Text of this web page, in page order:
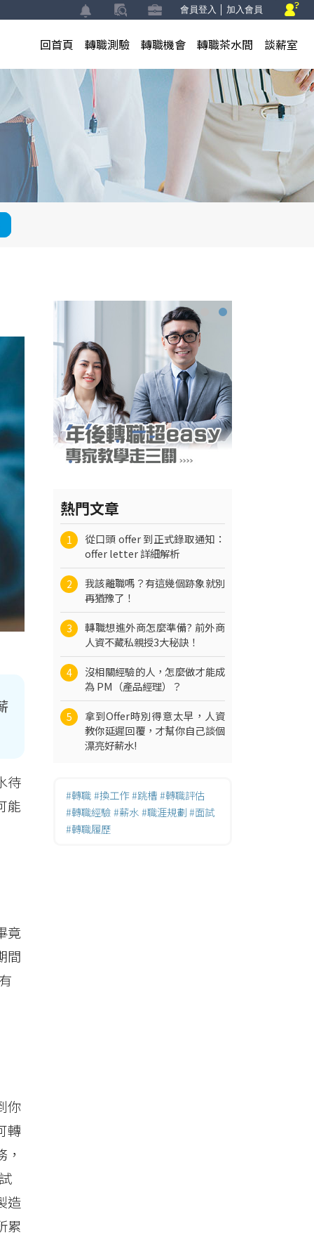
會員登入 加入會員
回首頁 轉職測驗 轉職機會 轉職茶水間 談薪室
待
能
竟
間
你
轉
造
累
熱門文章
1
從口頭 offer 到正式錄取通知：
offer letter 詳細解析
2
我該離職嗎？有這幾個跡象就別
再猶豫了！
3
轉職想進外商怎麼準備? 前外商
人資不藏私親授3大秘訣！
4
沒相關經驗的人，怎麼做才能成
為 PM（產品經理）？
5
拿到Offer時別得意太早，人資
教你延遲回覆，才幫你自己談個
漂亮好薪水!
#轉職#換工作#跳槽#轉職評估
#轉職經驗#薪水#職涯規劃#面試
#轉職履歷